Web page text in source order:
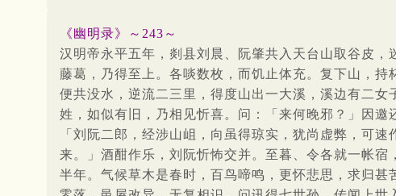
《幽明录》～243～
汉明帝永平五年，剡县刘晨、阮肇共入天台山取谷皮
藤葛，乃得至上。各啖数枚，而饥止体充。复下山，
便共没水，逆流二三里，得度山出一大溪，溪边有二
姓，如似有旧，乃相见忻喜。问：「来何晚邪？」因
「刘阮二郎，经涉山岨，向虽得琼实，犹尚虚弊，可
来。」酒酣作乐，刘阮忻怖交并。至暮、令各就一帐
半年。气候草木是春时，百鸟啼鸣，更怀悲思，求归